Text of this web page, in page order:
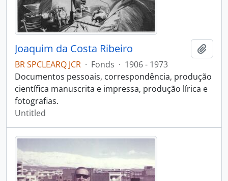
Joaquim da Costa Ribeiro
BR SPCLEARQ JCR · Fonds · 1906 - 1973
Documentos pessoais, correspondência, produção
científica manuscrita e impressa, produção lírica e
fotografias.
Untitled